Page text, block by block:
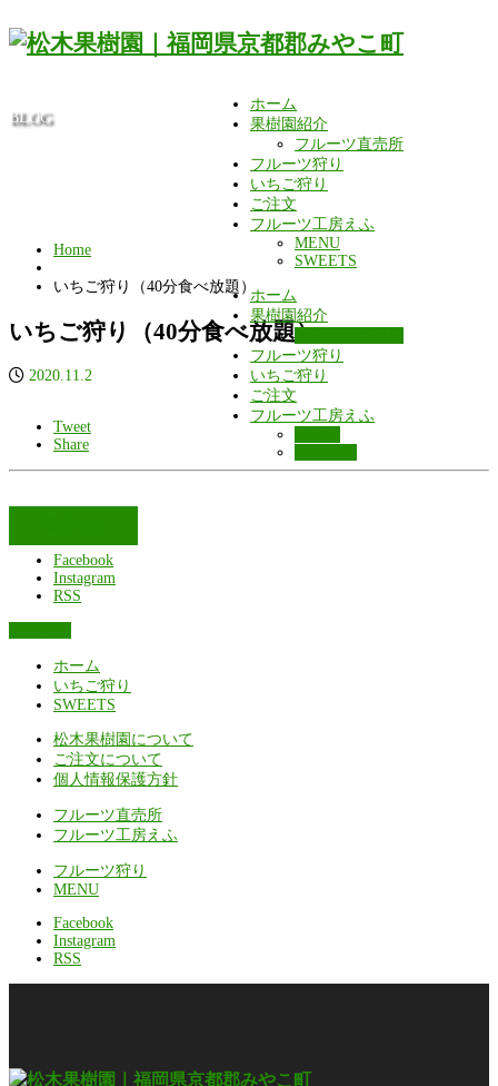
ホーム
果樹園紹介
フルーツ直売所
フルーツ狩り
いちご狩り
ご注文
フルーツ工房えふ
MENU
SWEETS
ホーム
果樹園紹介
フルーツ狩り
いちご狩り
ご注文
フルーツ工房えふ
BLOG
Home
いちご狩り（40分食べ放題）
いちご狩り（40分食べ放題）
2020.11.2
Tweet
Share
Facebook
Instagram
RSS
ホーム
いちご狩り
SWEETS
松木果樹園について
ご注文について
個人情報保護方針
フルーツ直売所
フルーツ工房えふ
フルーツ狩り
MENU
Facebook
Instagram
RSS